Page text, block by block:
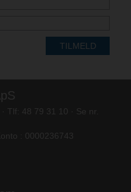
TILMELD
Tlf: 48 79 31 10 · Se nr.
: 0000236743